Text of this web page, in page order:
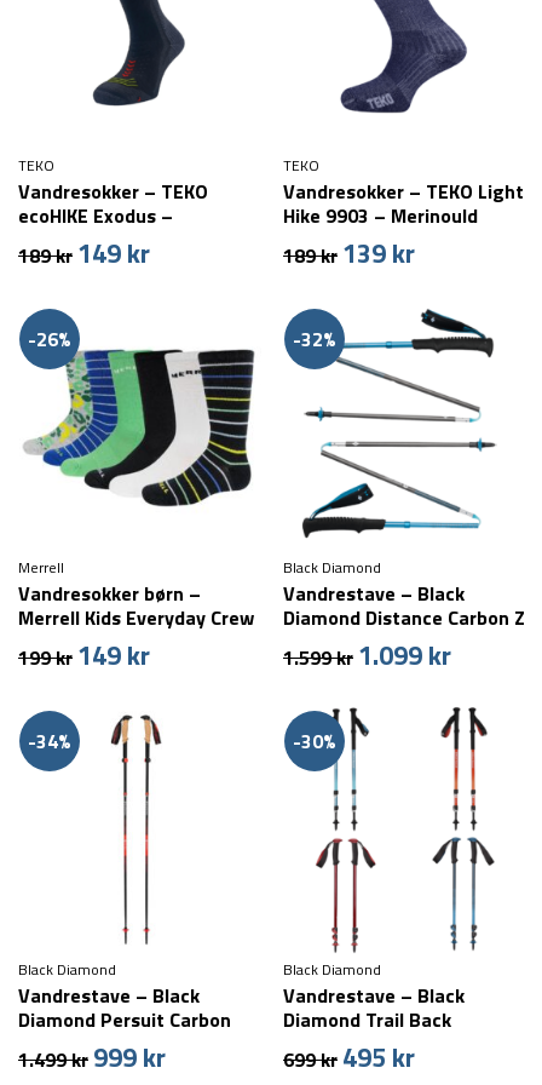
TEKO
Vandresokker – TEKO
ecoHIKE Exodus –
Merinould
189kr Den
var:
189 kr.
149krDen
149 kr.
TEKO
Vandresokker – TEKO Light
Hike 9903 – Merinould
189kr Den
var:
189 kr.
139krDen
pris
er:
139 kr.
-26%
Merrell
Vandresokker børn –
Merrell Kids Everyday Crew
– Mørk – 6-pak
199kr Den
var:
199 kr.
149krDen
er:
149 kr.
-32%
Black Diamond
Vandrestave – Black
Diamond Distance Carbon Z
– Carbon
1.599kr Den
var:
1.099krDen
pris
er:
1.099 kr.
-34%
Black Diamond
Vandrestave – Black
Diamond Persuit Carbon
1.499kr Den
999krDen
-30%
Black Diamond
Vandrestave – Black
Diamond Trail Back
699kr Den
495 krDen